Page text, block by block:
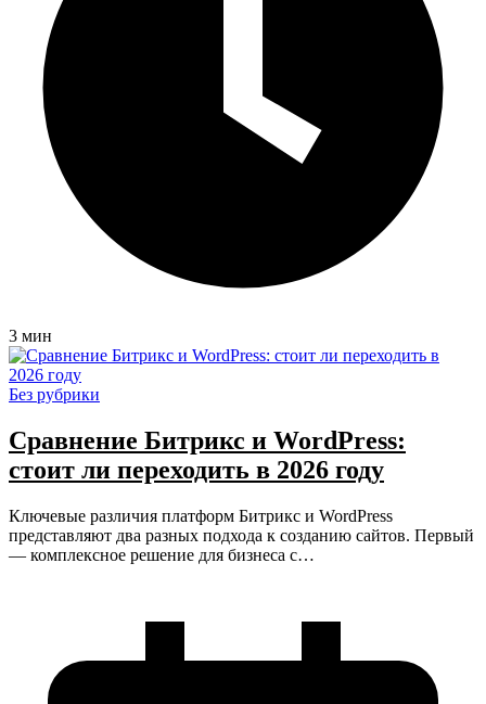
3 мин
Без рубрики
Сравнение Битрикс и WordPress:
стоит ли переходить в 2026 году
Ключевые различия платформ Битрикс и WordPress
представляют два разных подхода к созданию сайтов. Первый
— комплексное решение для бизнеса с…